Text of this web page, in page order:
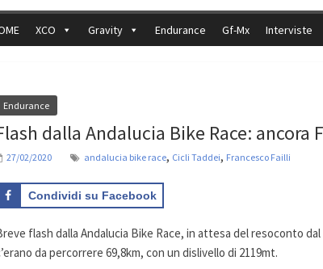
XCO Gravity Endurance Gf-Mx Interviste
Endurance
dalla Andalucia Bike Race: ancora
27/02/2020 andalucia bike race, Cicli Taddei, Francesco Failli
Condividi su Facebook
flash dalla Andalucia Bike Race, in attesa del resoconto
da percorrere 69,8km, con un dislivello di 2119mt.